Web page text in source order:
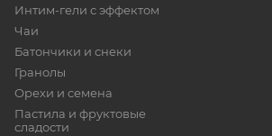
Интим-гели с эффектом
Чаи
Батончики и снеки
Гранолы
Орехи и семена
Пастила и фруктовые
сладости